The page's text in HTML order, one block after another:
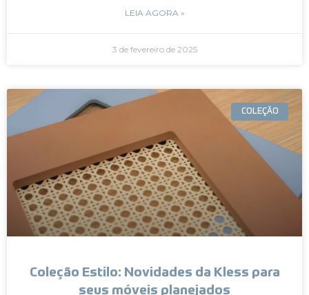
LEIA AGORA »
3 de fevereiro de 2025
COLEÇÃO
Coleção Estilo: Novidades da Kless para
seus móveis planejados